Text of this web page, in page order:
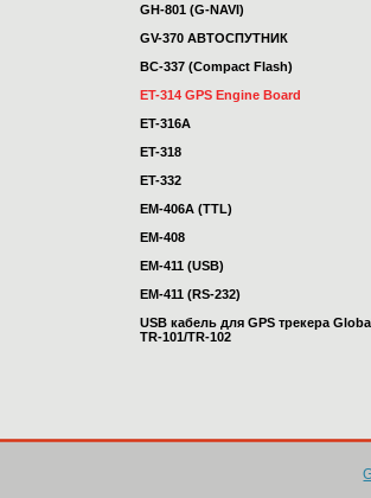
GH-801 (G-NAVI)
GV-370 АВТОСПУТНИК
BC-337 (Compact Flash)
ET-314 GPS Engine Board
ET-316A
ET-318
ET-332
EM-406A (TTL)
EM-408
EM-411 (USB)
EM-411 (RS-232)
USB кабель для GPS трекера
TR-101/TR-102